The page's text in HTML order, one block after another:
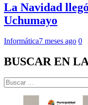
La Navidad
Uchumayo
Informática7 meses ago 0
BUSCAR EN
Buscar: